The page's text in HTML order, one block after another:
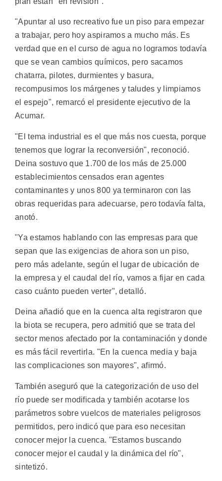
"Apuntar al uso recreativo fue un piso para empezar
a trabajar, pero hoy aspiramos a mucho más. Es
verdad que en el curso de agua no logramos todavía
que se vean cambios químicos, pero sacamos
chatarra, pilotes, durmientes y basura,
recompusimos los márgenes y taludes y limpiamos
el espejo", remarcó el presidente ejecutivo de la
Acumar.
"El tema industrial es el que más nos cuesta, porque
tenemos que lograr la reconversión", reconoció.
Deina sostuvo que 1.700 de los más de 25.000
establecimientos censados eran agentes
contaminantes y unos 800 ya terminaron con las
obras requeridas para adecuarse, pero todavía falta,
anotó.
"Ya estamos hablando con las empresas para que
sepan que las exigencias de ahora son un piso,
pero más adelante, según el lugar de ubicación de
la empresa y el caudal del río, vamos a fijar en cada
caso cuánto pueden verter", detalló.
Deina añadió que en la cuenca alta registraron que
la biota se recupera, pero admitió que se trata del
sector menos afectado por la contaminación y donde
es más fácil revertirla. "En la cuenca media y baja
las complicaciones son mayores", afirmó.
También aseguró que la categorización de uso del
río puede ser modificada y también acotarse los
parámetros sobre vuelcos de materiales peligrosos
permitidos, pero indicó que para eso necesitan
conocer mejor la cuenca. "Estamos buscando
conocer mejor el caudal y la dinámica del río",
sintetizó.